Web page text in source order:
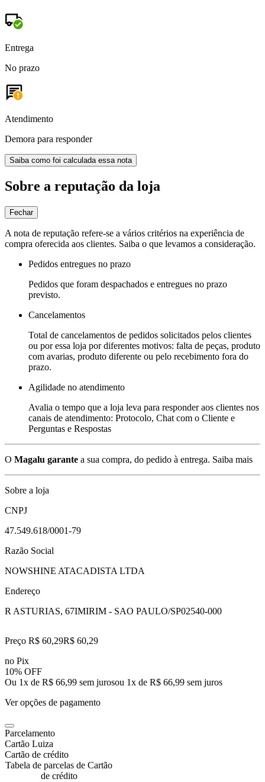
Entrega
No prazo
Atendimento
Demora para responder
Saiba como foi calculada essa nota
Sobre a reputação da loja
Fechar
A nota de reputação refere-se a vários critérios na experiência de
compra oferecida aos clientes. Saiba o que levamos a consideração.
Pedidos entregues no prazo
Pedidos que foram despachados e entregues no prazo
previsto.
Cancelamentos
Total de cancelamentos de pedidos solicitados pelos clientes
ou por essa loja por diferentes motivos: falta de peças, produto
com avarias, produto diferente ou pelo recebimento fora do
prazo.
Agilidade no atendimento
Avalia o tempo que a loja leva para responder aos clientes nos
canais de atendimento: Protocolo, Chat com o Cliente e
Perguntas e Respostas
O Magalu garante a sua compra, do pedido à entrega. Saiba mais
Sobre a loja
CNPJ
47.549.618/0001-79
Razão Social
NOWSHINE ATACADISTA LTDA
Endereço
R ASTURIAS, 67IMIRIM - SAO PAULO/SP02540-000
Preço R$ 60,29R$ 60,29
no Pix
10% OFF
Ou 1x de R$ 66,99 sem jurosou 1x de R$ 66,99 sem juros
Ver opções de pagamento
Parcelamento
Cartão Luiza
Cartão de crédito
Tabela de parcelas de Cartão
de crédito